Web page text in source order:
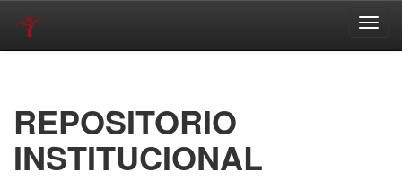
REPOSITORIO
INSTITUCIONAL